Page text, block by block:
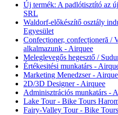
Új termék: A padlótisztító az
SRL
Waldorf-előkészítő osztály
Egyesület
Confecționer, confecționeră /
alkalmazunk - Airquee
Meleglevegős hegesztő /
Értékesitési munkatárs -
Marketing Menedzser -
2D/3D Designer - Airquee
Adminisztrációs munkatárs -
Lake Tour - Bike Tours
Fairy-Valley Tour - Bike